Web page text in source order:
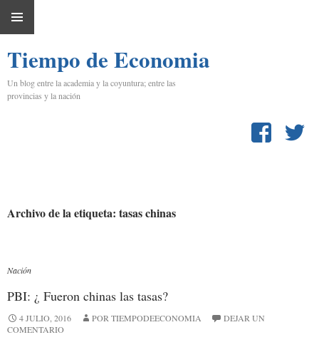
PRINCIPAL
CONTENIDO
Tiempo de Economia
Un blog entre la academia y la coyuntura; entre las
provincias y la nación
Archivo de la etiqueta: tasas chinas
Nación
PBI: ¿ Fueron chinas las tasas?
4 JULIO, 2016 POR TIEMPODEECONOMIA
DEJAR UN
COMENTARIO